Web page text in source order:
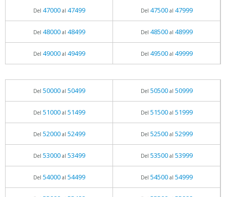
Del 47000al 47499 Del 47500al 47999
Del 48000al 48499 Del 48500al 48999
Del 49000al 49499 Del 49500al 49999
Del 50000al 50499 Del 50500al 50999
Del 51000al 51499 Del 51500al 51999
Del 52000al 52499 Del 52500al 52999
Del 53000al 53499 Del 53500al 53999
Del 54000al 54499 Del 54500al 54999